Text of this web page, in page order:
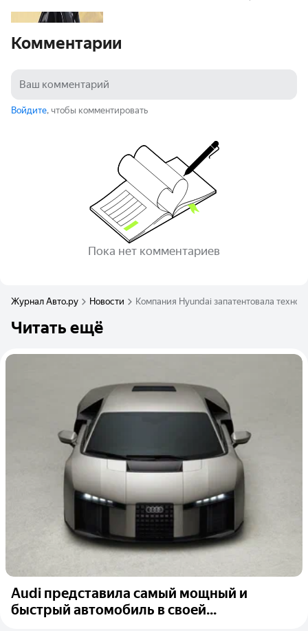
Комментарии
Войдите, чтобы комментировать
Пока нет комментариев
Журнал Авто.ру Новости Компания Hyundai запатентовала
Читать ещё
Audi представила самый мощный и
быстрый автомобиль в своей...